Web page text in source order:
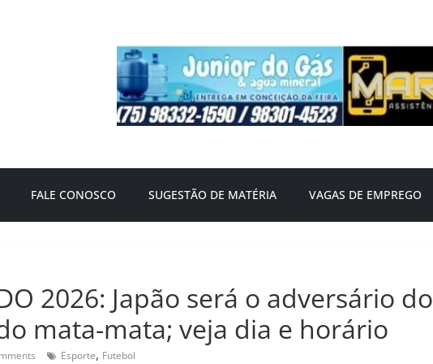
FALE CONOSCO SUGESTÃO DE MATÉRIA VAGAS DE EMPREGO
2026: Japão será o adversário do
mata-mata; veja dia e horário
Esporte, Futebol